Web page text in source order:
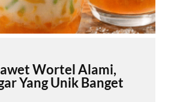
Wortel Alami,
Yang Unik Banget